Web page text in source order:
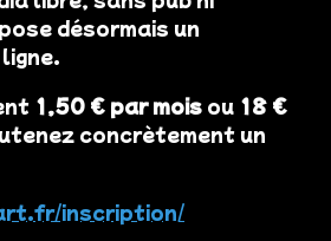
désormais un
1,50 € par mois ou 18 €
concrètement un
inscription/